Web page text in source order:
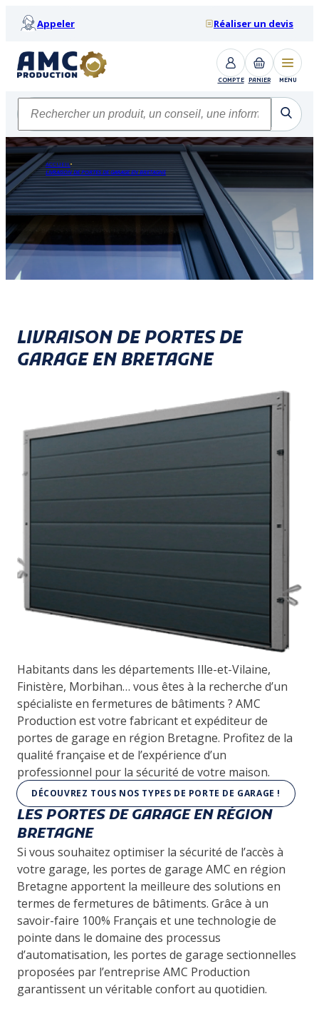
Appeler Réaliser un devis
COMPTE PANIER MENU
ACCUEIL
LIVRAISON DE PORTES DE GARAGE EN BRETAGNE
LIVRAISON DE PORTES DE
GARAGE EN BRETAGNE
Habitants dans les départements Ille-et-Vilaine,
Finistère, Morbihan… vous êtes à la recherche d’un
spécialiste en fermetures de bâtiments ? AMC
Production est votre fabricant et expéditeur de
portes de garage en région Bretagne. Profitez de la
qualité française et de l’expérience d’un
professionnel pour la sécurité de votre maison.
DÉCOUVREZ TOUS NOS TYPES DE PORTE DE GARAGE !
LES PORTES DE GARAGE EN RÉGION
BRETAGNE
Si vous souhaitez optimiser la sécurité de l’accès à
votre garage, les portes de garage AMC en région
Bretagne apportent la meilleure des solutions en
termes de fermetures de bâtiments. Grâce à un
savoir-faire 100% Français et une technologie de
pointe dans le domaine des processus
d’automatisation, les portes de garage sectionnelles
proposées par l’entreprise AMC Production
garantissent un véritable confort au quotidien.